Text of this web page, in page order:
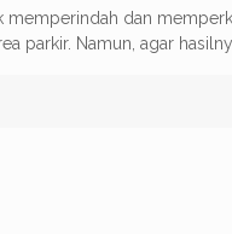
dan
parkir. Namun, agar